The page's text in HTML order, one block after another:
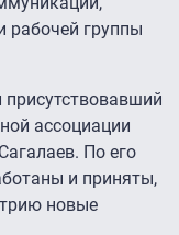
рабочей группы
присутствовавший
ассоциации
По его
и приняты,
новые